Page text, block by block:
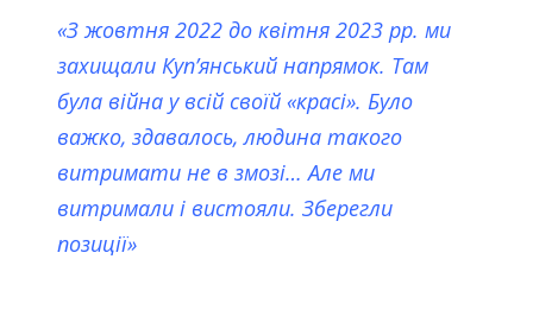
«З жовтня 2022 до квітня 2023 рр. ми
захищали Куп’янський напрямок. Там
була війна у всій своїй «красі». Було
важко, здавалось, людина такого
витримати не в змозі… Але ми
витримали і вистояли. Зберегли
позиції»